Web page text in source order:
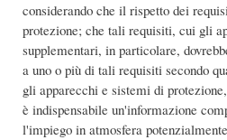
considerando che il rispetto dei
protezione; che tali requisiti, cui gli
supplementari, in particolare,
a uno o più di tali requisiti secondo
gli apparecchi e sistemi di
è indispensabile un'informazione
l'impiego in atmosfera